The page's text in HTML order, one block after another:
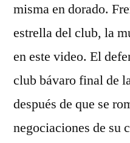
misma en dorado.
estrella del club, la
en este video. El
club bávaro final de
después de que se
negociaciones de su